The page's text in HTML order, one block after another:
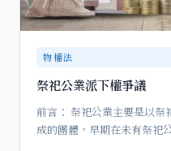
物權法
祭祀公業派下權爭議
前言： 祭祀公業主要是以
成的團體，早期在未有祭祀